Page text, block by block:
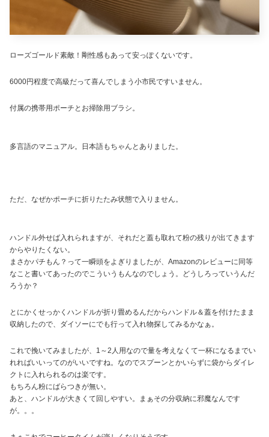
ローズゴールド素敵！剛性感もあって安っぽくないです。
6000円程度で高級だって喜んでしまう小市民ですいません。
付属の携帯用ポーチとお掃除用ブラシ。
多言語のマニュアル。日本語もちゃんとありました。
ただ、なぜかポーチに折りたたみ状態で入りません。
ハンドル外せば入れられますが、それだと蓋も取れて粉の残りが出てきます
からやりたくない。
まさかパチもん？って一瞬頭をよぎりましたが、Amazonのレビューに同等
なこと書いてあったのでこういうもんなのでしょう。どうしろっていうんだ
ろうか？
とにかくせっかくハンドルが折り畳めるんだからハンドル＆蓋を付けたまま
収納したので、ダイソーにでも行って入れ物探してみるかなぁ。
これで挽いてみましたが、1～2人用なので量を考えなくて一杯になるまでい
れればいいってのがいいですね。なのでスプーンとかいらずに袋からダイレ
クトに入れられるのは楽です。
もちろん粉にばらつきが無い。
あと、ハンドルが大きくて回しやすい。まぁその分収納に邪魔なんです
が。。。